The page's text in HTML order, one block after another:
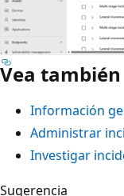
Vea también
Información
Administrar
Investigar
Sugerencia